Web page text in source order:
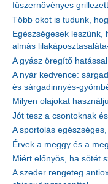
fűszernövényes
Több okot is tudunk,
Egészségesek leszünk,
almás
A gyász öregítő
A nyár kedvence:
és sárgadinnyés-
Milyen olajokat
Jót tesz a csontoknak
A sportolás
Érvek a meggy és a
Miért előnyös, ha sötét
A szeder rengeteg